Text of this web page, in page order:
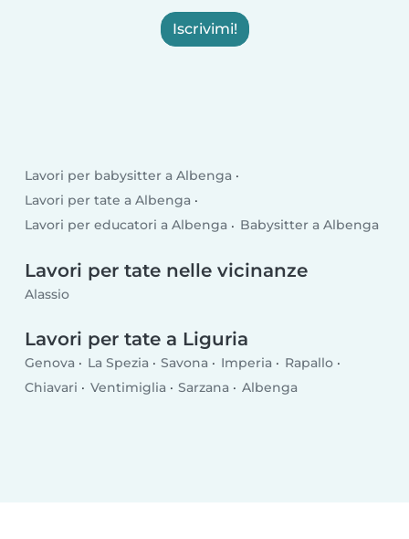
Iscrivimi!
Lavori per babysitter a Albenga
Lavori per tate a Albenga
Lavori per educatori a Albenga
Babysitter a Albenga
Lavori per tate nelle vicinanze
Alassio
Lavori per tate a Liguria
Genova La Spezia Savona Imperia
Rapallo
Chiavari
Ventimiglia Sarzana Albenga